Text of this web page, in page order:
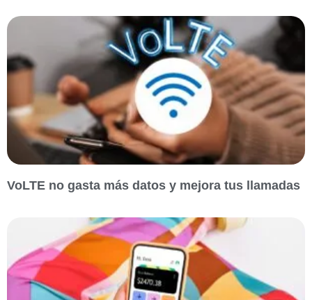
VoLTE no gasta más datos y mejora tus llamadas